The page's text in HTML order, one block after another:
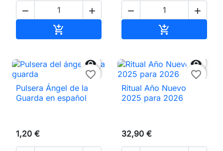
 

 


favorite_border
Pulsera Ángel de la
Guarda en español
1,20 €

favorite_border
Ritual Año Nuevo
2025 para 2026
32,90 €